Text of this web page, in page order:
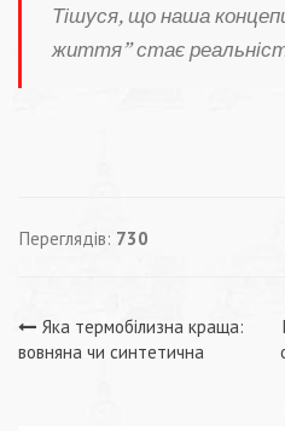
Тішуся, що наша
життя” стає
Переглядів: 730
Навігація
Яка термобілизна краща:
вовняна чи синтетична